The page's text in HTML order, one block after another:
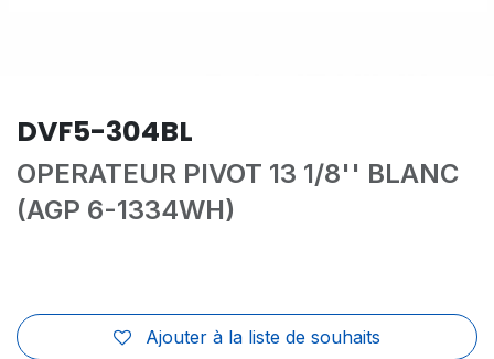
DVF5-304BL
OPERATEUR PIVOT 13 1/8'' BLANC
(AGP 6-1334WH)
Ajouter à la liste de souhaits